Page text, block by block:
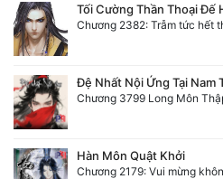
Tối Cường Thần Thoại Đế
Chương 2382: Trẫm tức hết
Đệ Nhất Nội Ứng Tại Nam
Chương 3799 Long Môn
Hàn Môn Quật Khởi
Chương 2179: Vui mừng